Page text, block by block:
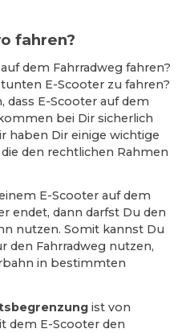
fahren?
dem Fahrradweg fahren?
E-Scooter zu fahren?
dass E-Scooter auf dem
bei Dir sicherlich
haben Dir einige wichtige
den rechtlichen Rahmen
E-Scooter auf dem
endet, dann darfst Du den
nutzen. Somit kannst Du
den Fahrradweg nutzen,
in bestimmten
ist von
dem E-Scooter den